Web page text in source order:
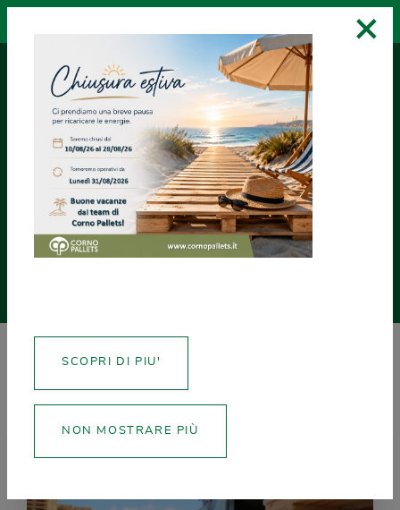
CREA CERTIFICATI
NEWS
×
SCOPRI DI PIU'
NON MOSTRARE PIÙ